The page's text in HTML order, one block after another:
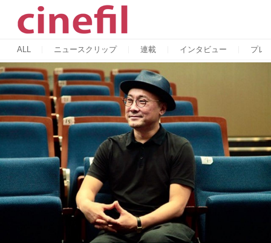
ALL ニュースクリップ 連載 インタビュー プレ